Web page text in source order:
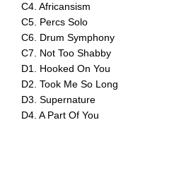
C4. Africansism
C5. Percs Solo
C6. Drum Symphony
C7. Not Too Shabby
D1. Hooked On You
D2. Took Me So Long
D3. Supernature
D4. A Part Of You